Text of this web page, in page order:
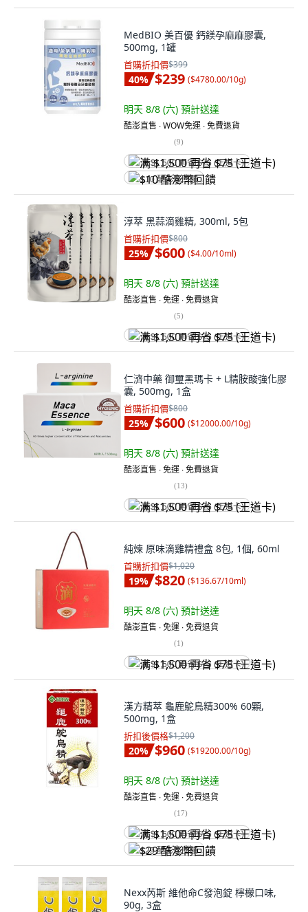
MedBIO 美百優 鈣鎂孕麻麻膠囊,
500mg, 1罐
首購折扣價$399
40% $239 ($4780.00/10g)
明天 8/8 (六) 預計送達
酷澎直售 ∙ WOW免運 ∙ 免費退貨
(9)
满 $1,500 再省 $75 (王道卡)
$10 酷澎幣回饋
淳萃 黑蒜滴雞精, 300ml, 5包
首購折扣價$800
25% $600 ($4.00/10ml)
明天 8/8 (六) 預計送達
酷澎直售 ∙ 免運 ∙ 免費退貨
(5)
满 $1,500 再省 $75 (王道卡)
仁濟中藥 御璽黑瑪卡 + L精胺酸強化膠
囊, 500mg, 1盒
首購折扣價$800
25% $600 ($12000.00/10g)
明天 8/8 (六) 預計送達
酷澎直售 ∙ 免運 ∙ 免費退貨
(13)
满 $1,500 再省 $75 (王道卡)
純煉 原味滴雞精禮盒 8包, 1個, 60ml
首購折扣價$1,020
19% $820 ($136.67/10ml)
明天 8/8 (六) 預計送達
酷澎直售 ∙ 免運 ∙ 免費退貨
(1)
满 $1,500 再省 $75 (王道卡)
漢方精萃 龜鹿鴕鳥精300% 60顆,
500mg, 1盒
折扣後價格$1,200
20% $960 ($19200.00/10g)
明天 8/8 (六) 預計送達
酷澎直售 ∙ 免運 ∙ 免費退貨
(17)
满 $1,500 再省 $75 (王道卡)
$29 酷澎幣回饋
Nexx芮斯 維他命C發泡錠 檸檬口味,
90g, 3盒